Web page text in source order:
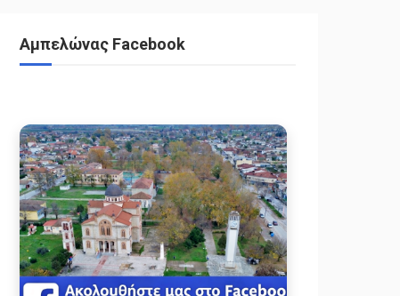
Αμπελώνας Facebook